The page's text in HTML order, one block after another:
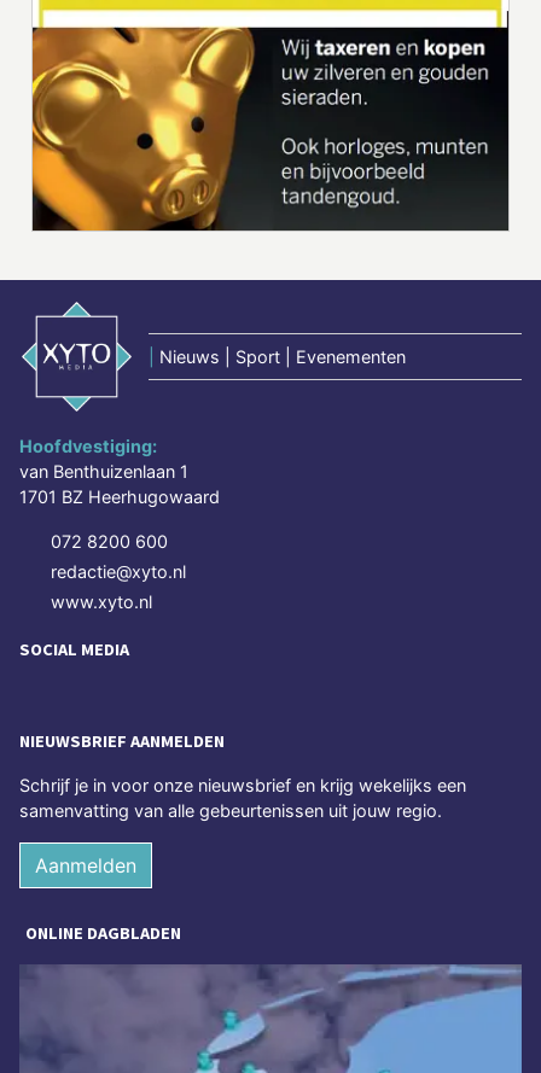
Nieuws | Sport | Evenementen
Hoofdvestiging:
van Benthuizenlaan 1
1701 BZ Heerhugowaard
072 8200 600
redactie@xyto.nl
www.xyto.nl
SOCIAL MEDIA
NIEUWSBRIEF AANMELDEN
Schrijf je in voor onze nieuwsbrief en krijg wekelijks een
samenvatting van alle gebeurtenissen uit jouw regio.
Aanmelden
ONLINE DAGBLADEN